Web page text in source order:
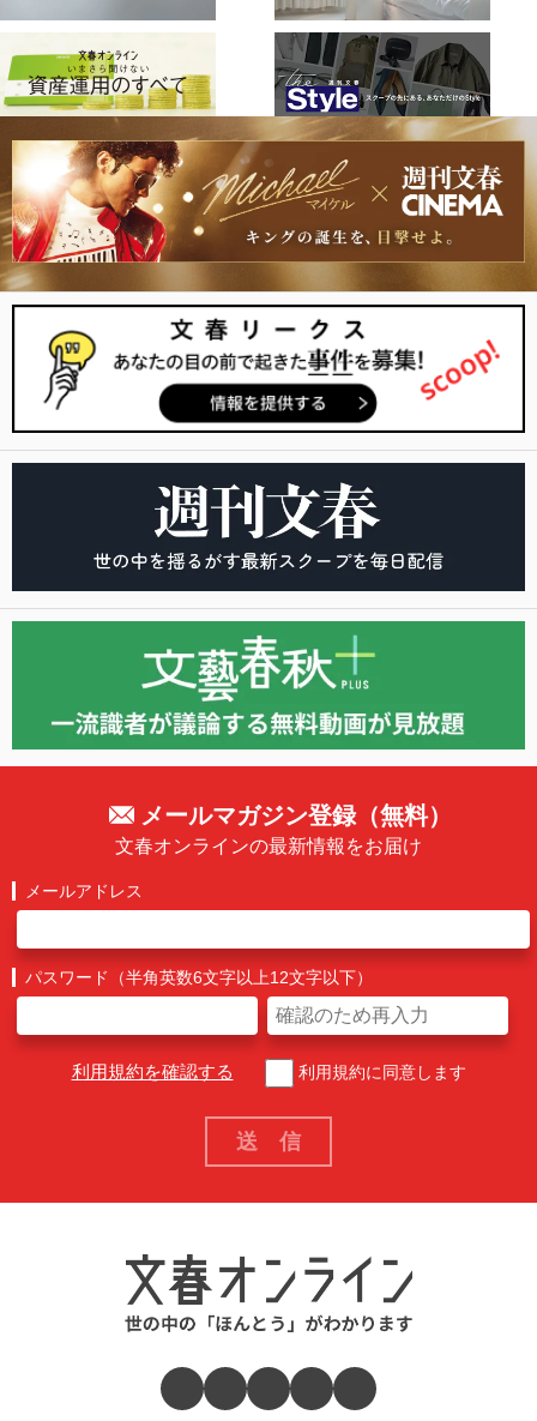
メールマガジン登録（無料）
文春オンラインの最新情報をお届け
メールアドレス
パスワード（半角英数6文字以上12文字以下）
利用規約を確認する 利用規約に同意します